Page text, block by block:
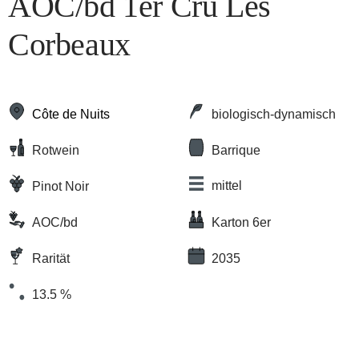
Corbeaux
Côte de Nuits biologisch-dynamisch
Rotwein Barrique
Pinot Noir mittel
AOC/bd Karton 6er
Rarität 2035
13.5 %